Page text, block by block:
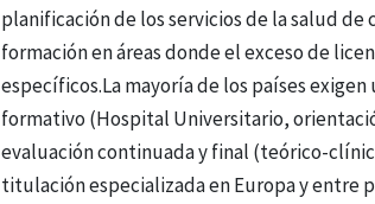
planificación de los servicios de la salud
formación en áreas donde el exceso de
específicos.La mayoría de los países
formativo (Hospital Universitario,
evaluación continuada y final (teórico-
titulación especializada en Europa y entre